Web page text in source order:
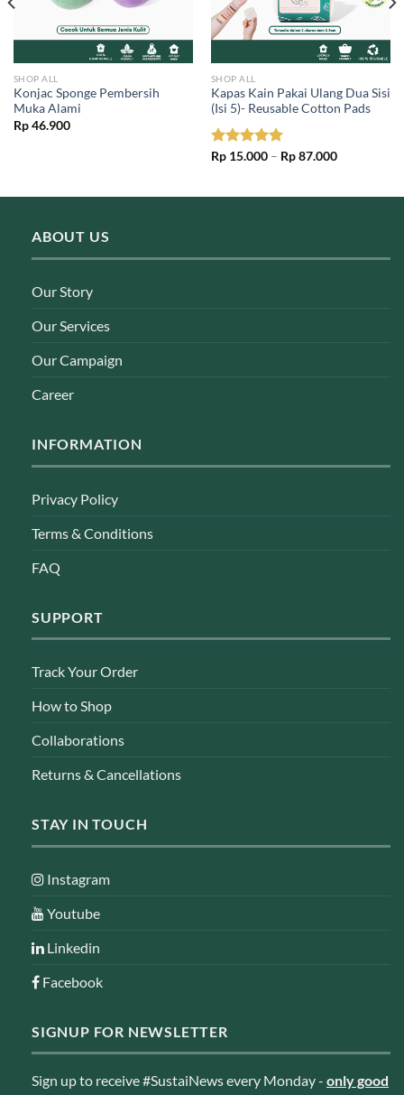
SHOP ALL
Konjac Sponge Pembersih
Muka Alami
Rp46.900
SHOP ALL
Kapas Kain Pakai Ulang Dua Sisi
(Isi 5)- Reusable Cotton Pads
Rated5.00
Rp15.000 – Rp87.000Price
ABOUT US
Our Story
Our Services
Our Campaign
Career
INFORMATION
Privacy Policy
Terms & Conditions
FAQ
SUPPORT
Track Your Order
How to Shop
Collaborations
Returns & Cancellations
STAY IN TOUCH
Instagram
Youtube
Linkedin
Facebook
SIGNUP FOR NEWSLETTER
Sign up to receive #SustaiNews every Monday - only good